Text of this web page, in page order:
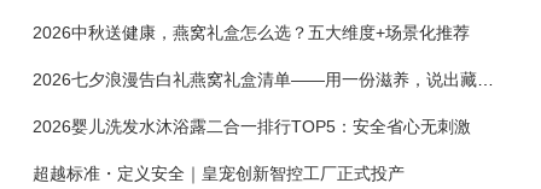
2026中秋送健康，燕窝礼盒怎么选？五大维度+场景化推荐
2026七夕浪漫告白礼燕窝礼盒清单——用一份滋养，说出藏在心底的爱
2026婴儿洗发水沐浴露二合一排行TOP5：安全省心无刺激
超越标准・定义安全｜皇宠创新智控工厂正式投产